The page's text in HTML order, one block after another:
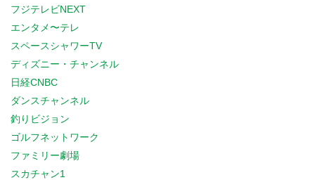
フジテレビNEXT
エンタメ〜テレ
スペースシャワーTV
ディズニー・チャンネル
日経CNBC
ダンスチャンネル
釣りビジョン
ゴルフネットワーク
ファミリー劇場
スカチャン1